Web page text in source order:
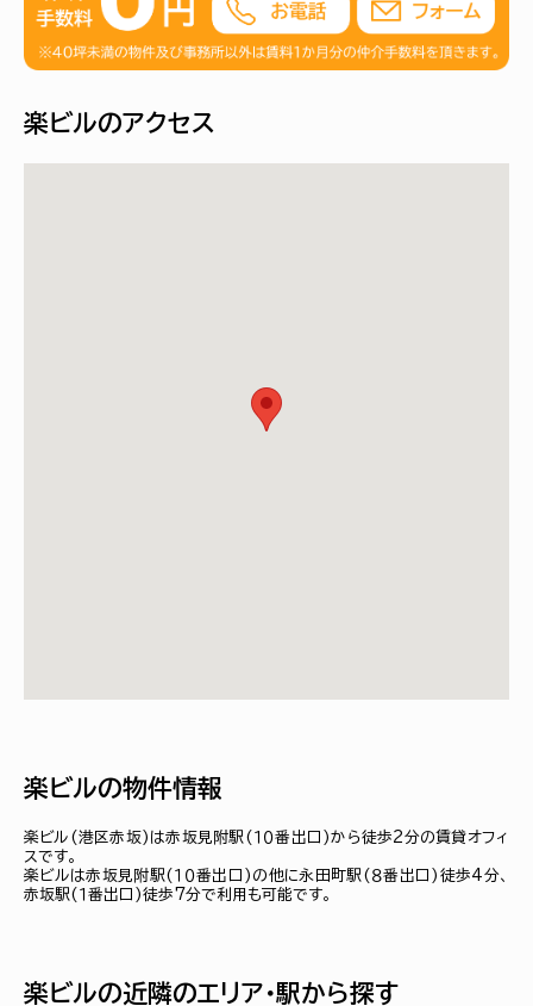
楽ビルのアクセス
楽ビルの物件情報
楽ビル(港区赤坂)は赤坂見附駅(１０番出口)から徒歩2分の賃貸オフィ
スです。
楽ビルは赤坂見附駅(１０番出口)の他に永田町駅(８番出口)徒歩4分、
赤坂駅(１番出口)徒歩7分で利用も可能です。
楽ビルの近隣のエリア・駅から探す